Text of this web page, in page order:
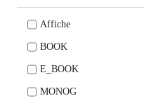
Affiche
BOOK
E_BOOK
MONOG